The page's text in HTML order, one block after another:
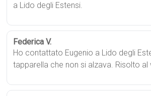
a Lido degli Estensi.
Federica V.
Ho contattato Eugenio a Lido degli
tapparella che non si alzava. Risolto al